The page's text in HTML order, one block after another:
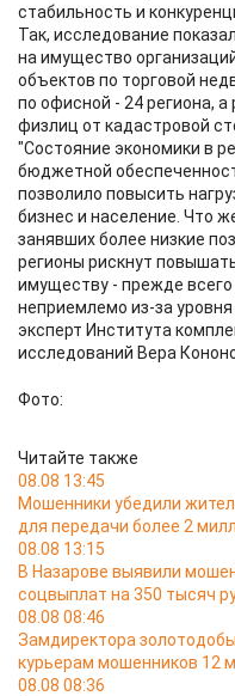
стабильность и
Так, исследование
на имущество
объектов по торговой
по офисной - 24 региона,
физлиц от кадастровой
"Состояние экономики в
бюджетной
позволило повысить
бизнес и население. Что
занявших более низкие
регионы рискнут
имуществу - прежде всего
неприемлемо из-за
эксперт Института
исследований Вера
Фото:
Читайте также
08.08 13:45
Мошенники убедили
для передачи более 2
08.08 13:15
В Назарове выявили
соцвыплат на 350 тысяч
08.08 08:46
Замдиректора
курьерам мошенников 12
08.08 08:36